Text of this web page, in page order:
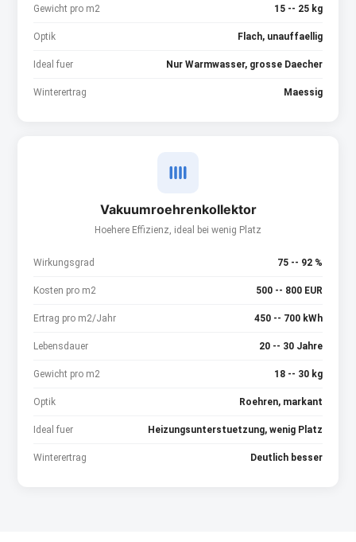
Gewicht pro m2 15 -- 25 kg
Optik Flach, unauffaellig
Ideal fuer Nur Warmwasser, grosse Daecher
Winterertrag Maessig
Vakuumroehrenkollektor
Hoehere Effizienz, ideal bei wenig Platz
Wirkungsgrad 75 -- 92 %
Kosten pro m2 500 -- 800 EUR
Ertrag pro m2/Jahr 450 -- 700 kWh
Lebensdauer 20 -- 30 Jahre
Gewicht pro m2 18 -- 30 kg
Optik Roehren, markant
Ideal fuer Heizungsunterstuetzung, wenig Platz
Winterertrag Deutlich besser